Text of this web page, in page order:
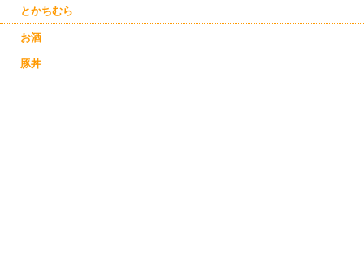
とかちむら
お酒
豚丼